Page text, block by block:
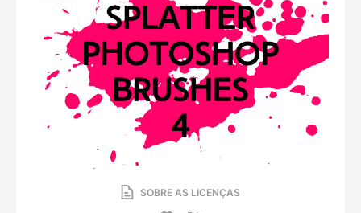
SOBRE AS LICENÇAS